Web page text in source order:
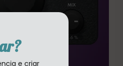
e criar